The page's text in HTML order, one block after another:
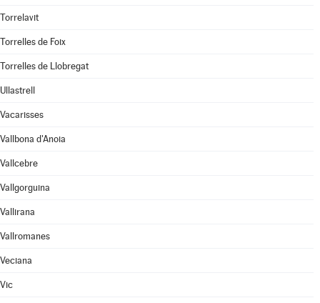
Torrelavit
Torrelles de Foix
Torrelles de Llobregat
Ullastrell
Vacarisses
Vallbona d'Anoia
Vallcebre
Vallgorguina
Vallirana
Vallromanes
Veciana
Vic